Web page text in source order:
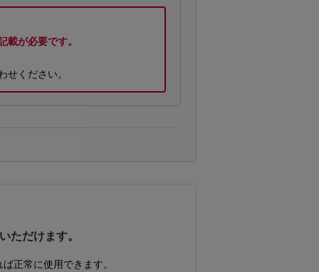
載が必要です。
せください。
ただけます。
正常に使用できます。